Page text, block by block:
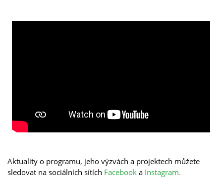
Aktuality o programu, jeho výzvách a projektech můžete
sledovat na sociálních sítích Facebook a Instagram.